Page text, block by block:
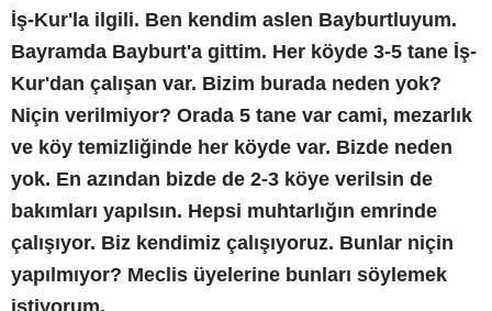
İş-Kur'la ilgili. Ben kendim aslen Bayburtluyum.
Bayramda Bayburt'a gittim. Her köyde 3-5 tane İş-
Kur'dan çalışan var. Bizim burada neden yok?
Niçin verilmiyor? Orada 5 tane var cami, mezarlık
ve köy temizliğinde her köyde var. Bizde neden
yok. En azından bizde de 2-3 köye verilsin de
bakımları yapılsın. Hepsi muhtarlığın emrinde
çalışıyor. Biz kendimiz çalışıyoruz. Bunlar niçin
yapılmıyor? Meclis üyelerine bunları söylemek
istiyorum.